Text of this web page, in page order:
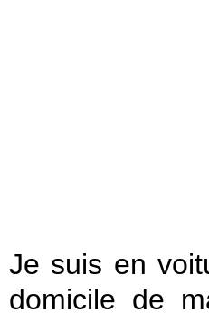
Je suis en
domicile de